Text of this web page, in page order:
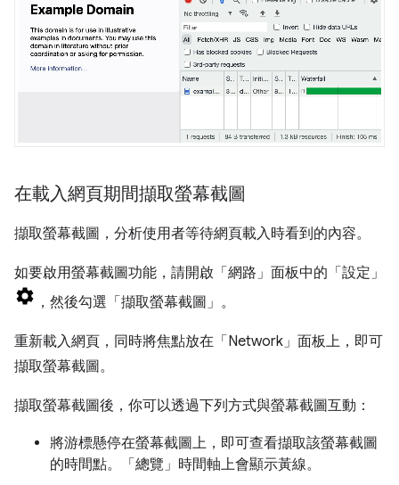
在載入網頁期間擷取螢幕截圖
擷取螢幕截圖，分析使用者等待網頁載入時看到的內容。
如要啟用螢幕截圖功能，請開啟「網路」面板中的「設定」
，然後勾選「擷取螢幕截圖」 。
重新載入網頁，同時將焦點放在「Network」 面板上，即可
擷取螢幕截圖。
擷取螢幕截圖後，你可以透過下列方式與螢幕截圖互動：
將游標懸停在螢幕截圖上，即可查看擷取該螢幕截圖
的時間點。「總覽」 時間軸上會顯示黃線。